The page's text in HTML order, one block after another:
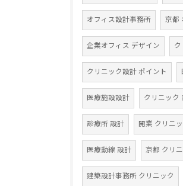
オフィス設計事務所 京都
企業オフィス デザイン
クリニック設計 ポイント
医療施設設計 クリニック
診療所 設計 開業 クリニ
医療動線 設計 京都 クリ
建築設計事務所 クリニック